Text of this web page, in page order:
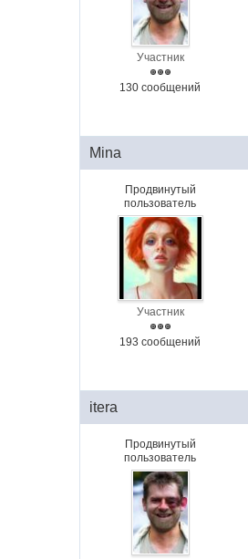
Участник
130 сообщений
Mina
Продвинутый
пользователь
Участник
193 сообщений
itera
Продвинутый
пользователь